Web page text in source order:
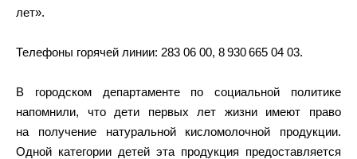
лет».
Телефоны горячей линии: 283 06 00, 8 930 665 04 03.
В городском департаменте по социальной политике
напомнили, что дети первых лет жизни имеют право
на получение натуральной кисломолочной продукции.
Одной категории детей эта продукция предоставляется